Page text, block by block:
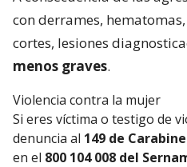
con derrames,
cortes, lesiones
menos graves.
Violencia contra la mujer
Si eres víctima o testigo de
denuncia al 149 de
en el 800 104 008 del